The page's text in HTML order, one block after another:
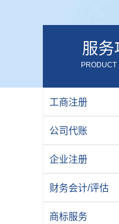
服务
PRODUCT
工商注册
公司代账
企业注册
财务会计/评估
商标服务